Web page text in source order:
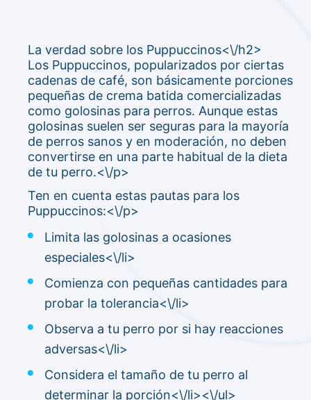
La verdad sobre los Puppuccinos<\/h2>
Los Puppuccinos, popularizados por ciertas
cadenas de café, son básicamente porciones
pequeñas de crema batida comercializadas
como golosinas para perros. Aunque estas
golosinas suelen ser seguras para la mayoría
de perros sanos y en moderación, no deben
convertirse en una parte habitual de la dieta
de tu perro.<\/p>
Ten en cuenta estas pautas para los
Puppuccinos:<\/p>
Limita las golosinas a ocasiones
especiales<\/li>
Comienza con pequeñas cantidades para
probar la tolerancia<\/li>
Observa a tu perro por si hay reacciones
adversas<\/li>
Considera el tamaño de tu perro al
determinar la porción<\/li><\/ul>